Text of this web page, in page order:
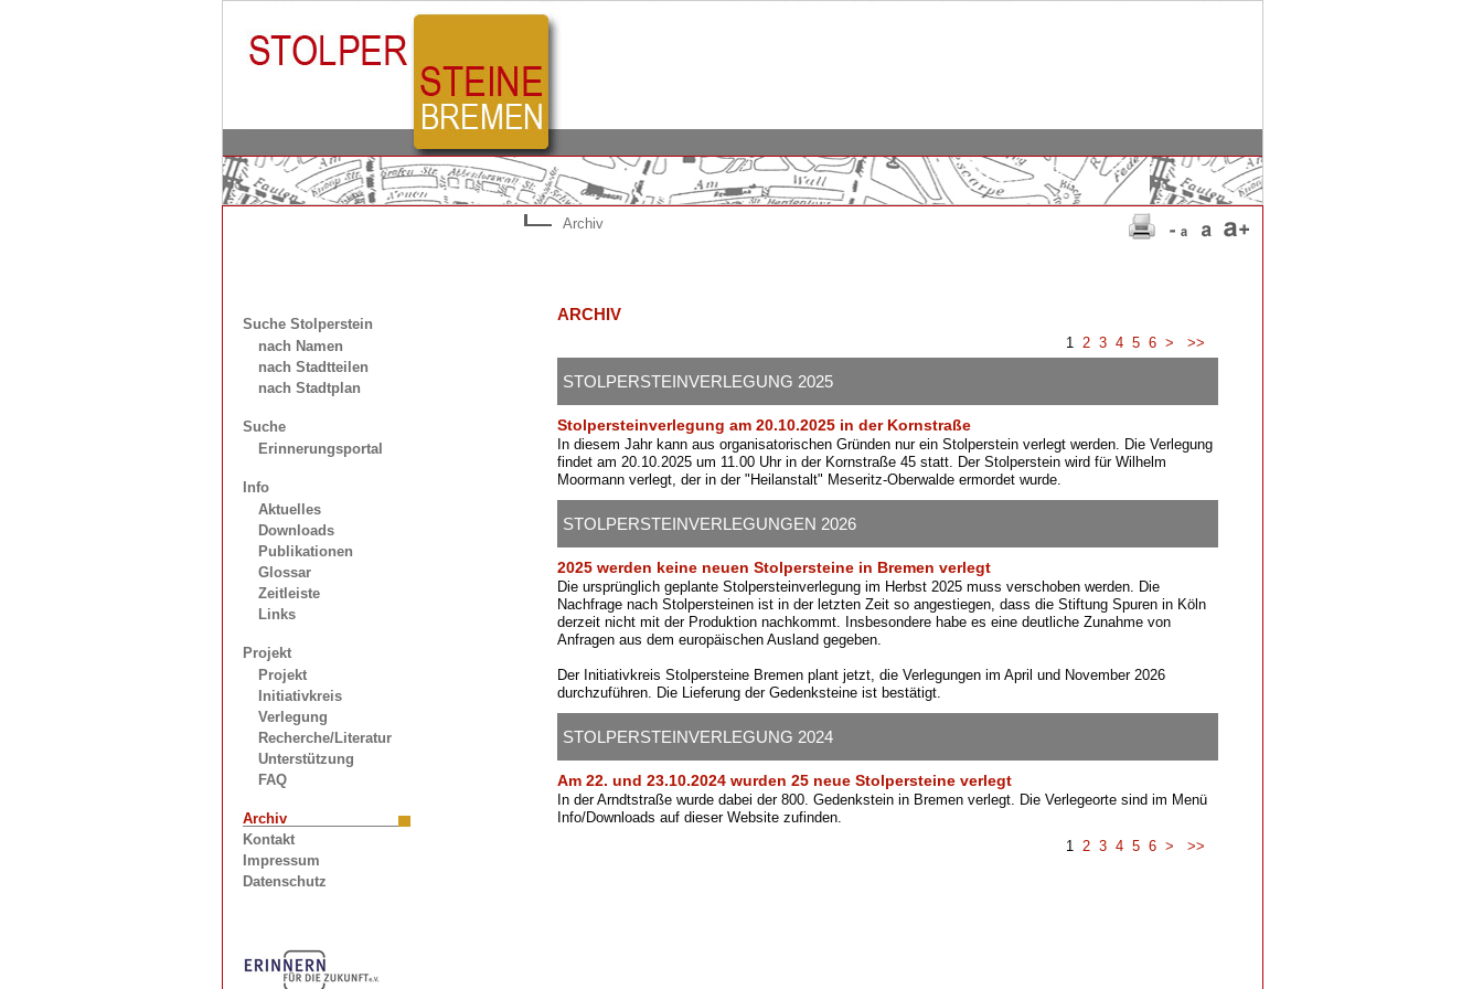
Suche Stolperstein
nach Namen
nach Stadtteilen
nach Stadtplan
Suche
Erinnerungsportal
Info
Aktuelles
Downloads
Publikationen
Glossar
Zeitleiste
Links
Projekt
Projekt
Initiativkreis
Verlegung
Recherche/Literatur
Unterstützung
FAQ
Archiv
Kontakt
Impressum
Datenschutz
Archiv
ARCHIV
1 2 3 4 5 6 > >>
STOLPERSTEINVERLEGUNG 2025
Stolpersteinverlegung am 20.10.2025 in der Kornstraße
In diesem Jahr kann aus organisatorischen Gründen nur ein Stolperstein verlegt werden. Die Verlegung
findet am 20.10.2025 um 11.00 Uhr in der Kornstraße 45 statt. Der Stolperstein wird für Wilhelm
Moormann verlegt, der in der "Heilanstalt" Meseritz-Oberwalde ermordet wurde.
STOLPERSTEINVERLEGUNGEN 2026
2025 werden keine neuen Stolpersteine in Bremen verlegt
Die ursprünglich geplante Stolpersteinverlegung im Herbst 2025 muss verschoben werden. Die
Nachfrage nach Stolpersteinen ist in der letzten Zeit so angestiegen, dass die Stiftung Spuren in Köln
derzeit nicht mit der Produktion nachkommt. Insbesondere habe es eine deutliche Zunahme von
Anfragen aus dem europäischen Ausland gegeben.
Der Initiativkreis Stolpersteine Bremen plant jetzt, die Verlegungen im April und November 2026
durchzuführen. Die Lieferung der Gedenksteine ist bestätigt.
STOLPERSTEINVERLEGUNG 2024
Am 22. und 23.10.2024 wurden 25 neue Stolpersteine verlegt
In der Arndtstraße wurde dabei der 800. Gedenkstein in Bremen verlegt. Die Verlegeorte sind im Menü
Info/Downloads auf dieser Website zufinden.
1 2 3 4 5 6 > >>